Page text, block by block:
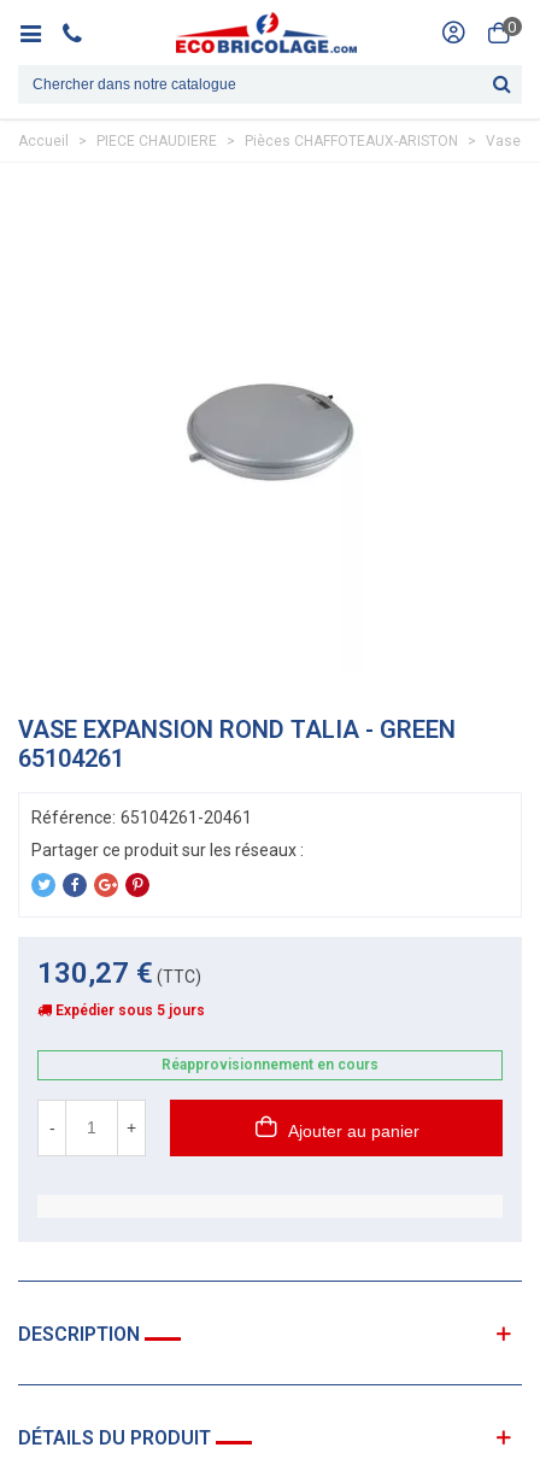
0
Accueil > PIECE CHAUDIERE > Pièces CHAFFOTEAUX-ARISTON > Vase
VASE EXPANSION ROND TALIA - GREEN
65104261
Référence: 65104261-20461
130,27 € (TTC)
Expédier sous 5 jours
Réapprovisionnement en cours
- + Ajouter au panier
DESCRIPTION
DÉTAILS DU PRODUIT